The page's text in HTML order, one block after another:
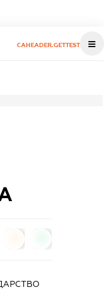
CAHEADER.GETTEST